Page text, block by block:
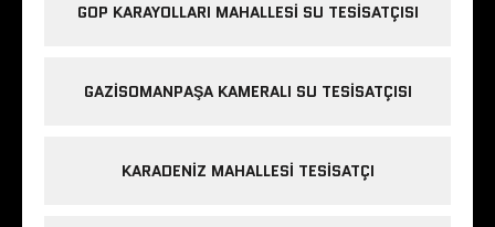
GOP KARAYOLLARI MAHALLESI SU TESISATÇISI
GAZISOMANPAŞA KAMERALI SU TESISATÇISI
KARADENIZ MAHALLESI TESISATÇI